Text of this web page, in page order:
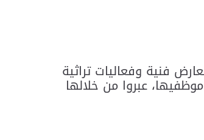
فنية وفعاليات تراثية
عبروا من خلالها